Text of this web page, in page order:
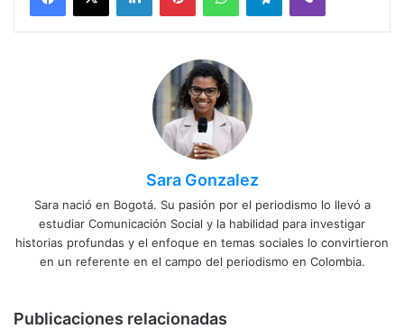
Sara Gonzalez
Sara nació en Bogotá. Su pasión por el periodismo lo llevó a
estudiar Comunicación Social y la habilidad para investigar
historias profundas y el enfoque en temas sociales lo convirtieron
en un referente en el campo del periodismo en Colombia.
Publicaciones relacionadas